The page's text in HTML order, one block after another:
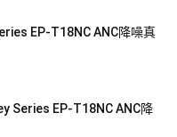
EP-T18NC ANC降噪真
Series EP-T18NC ANC降